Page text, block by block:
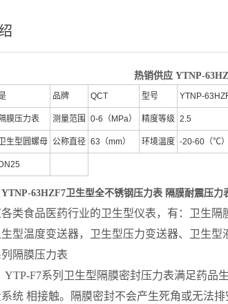
热销供应 YTNP-
品牌 QCT 型号 YTNP-
隔膜压力表 测量范围 0-6（MPa） 精度等级 2.5
卫生型圆螺母 公称直径 63（mm） 环境温度 -20-60（℃）
DN25
63HZF7卫生型全不锈钢压力表 隔膜耐震压力
类食品医药行业的卫生型仪表，有：卫生
型温度变送器，卫生型压力变送器、卫生型
隔膜压力表
YTP-F7系列卫生型隔膜密封压力表满足药品
统 相接触。隔膜密封不会产生死角或无法